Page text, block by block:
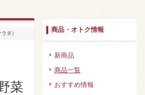
ダ）
菜
商品・オトク情報
新商品
商品一覧
おすすめ情報